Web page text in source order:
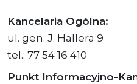
Kancelaria Ogólna:
ul. gen. J. Hallera 9
tel.: 77 54 16 410
Punkt Informacyjno-